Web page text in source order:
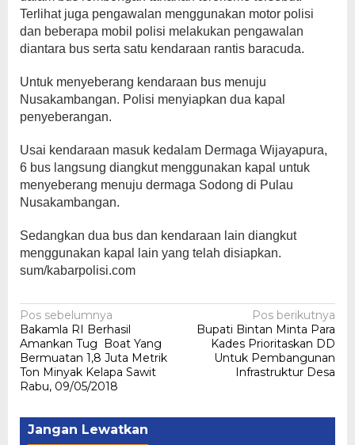
Terlihat juga pengawalan menggunakan motor polisi
dan beberapa mobil polisi melakukan pengawalan
diantara bus serta satu kendaraan rantis baracuda.
Untuk menyeberang kendaraan bus menuju
Nusakambangan. Polisi menyiapkan dua kapal
penyeberangan.
Usai kendaraan masuk kedalam Dermaga Wijayapura,
6 bus langsung diangkut menggunakan kapal untuk
menyeberang menuju dermaga Sodong di Pulau
Nusakambangan.
Sedangkan dua bus dan kendaraan lain diangkut
menggunakan kapal lain yang telah disiapkan.
sum/kabarpolisi.com
Navigasi
pos
Pos sebelumnya
Bakamla RI Berhasil
Amankan Tug Boat Yang
Bermuatan 1,8 Juta Metrik
Ton Minyak Kelapa Sawit
Rabu, 09/05/2018
Pos berikutnya
Bupati Bintan Minta Para
Kades Prioritaskan DD
Untuk Pembangunan
Infrastruktur Desa
Jangan Lewatkan